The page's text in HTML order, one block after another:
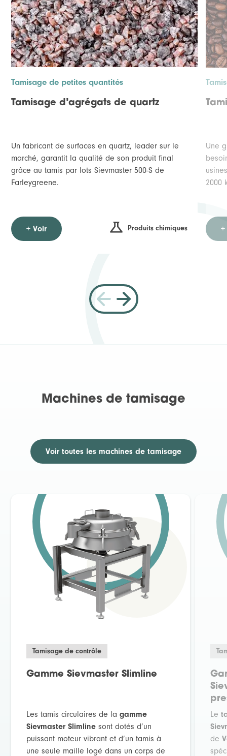
Tamisage de petites quantités
Tamisage d’agrégats de quartz
Un fabricant de surfaces en quartz, leader sur le
marché, garantit la qualité de son produit final
grâce au tamis par lots Sievmaster 500-S de
Farleygreene.
+ Voir Produits chimiques
Une
2000
Machines de tamisage
Voir toutes les machines de tamisage
Tamisage de contrôle
Gamme Sievmaster Slimline
Les tamis circulaires de lagamme
Sievmaster Slimline sont dotés d’un
puissant moteur vibrant et d’un tamis à
une seule maille logé dans un corps de
Le
de